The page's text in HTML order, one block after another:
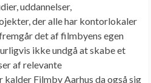
uddannelser,
der alle har kontorlokaler
det af filmbyens egen
ikke undgå at skabe et
af relevante
Filmby Aarhus da også sig